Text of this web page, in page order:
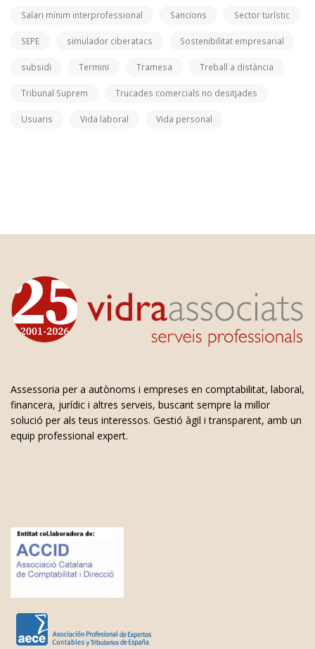
Salari mínim interprofessional Sancions Sector turístic
SEPE simulador ciberatacs Sostenibilitat empresarial
subsidi Termini Tramesa Treball a distància
Tribunal Suprem Trucades comercials no desitjades
Usuaris Vida laboral Vida personal
Assessoria per a autònoms i empreses en comptabilitat, laboral,
financera, jurídic i altres serveis, buscant sempre la millor
solució per als teus interessos. Gestió àgil i transparent, amb un
equip professional expert.